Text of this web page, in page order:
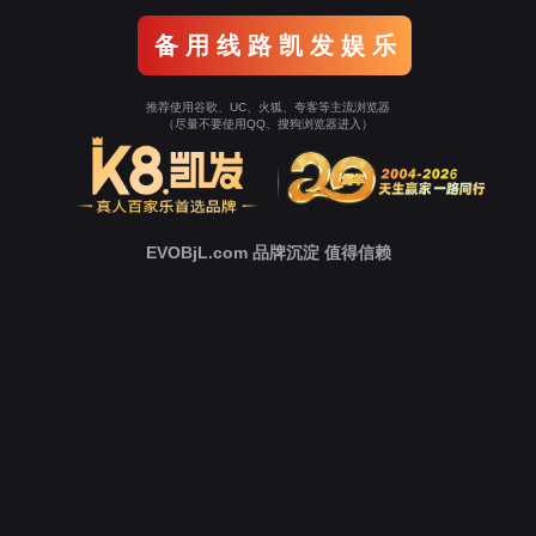
备 用 线 路 凯 发 娱 乐
推荐使用谷歌、UC、火狐、夸客等主流浏览器
（尽量不要使用QQ、搜狗浏览器进入）
EVOBjL.com 品牌沉淀 值得信赖